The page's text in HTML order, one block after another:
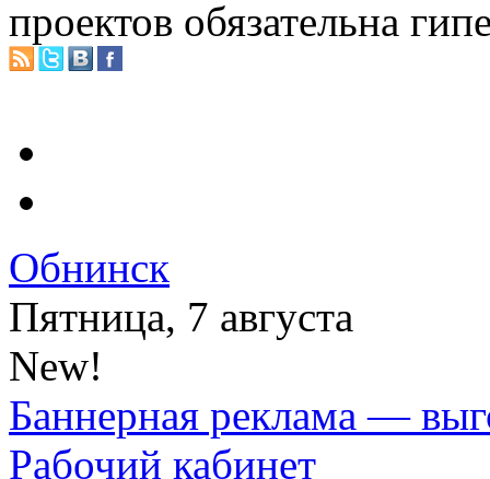
проектов обязательна
Обнинск
Пятница, 7 августа
New!
Баннерная реклама —
Рабочий кабинет